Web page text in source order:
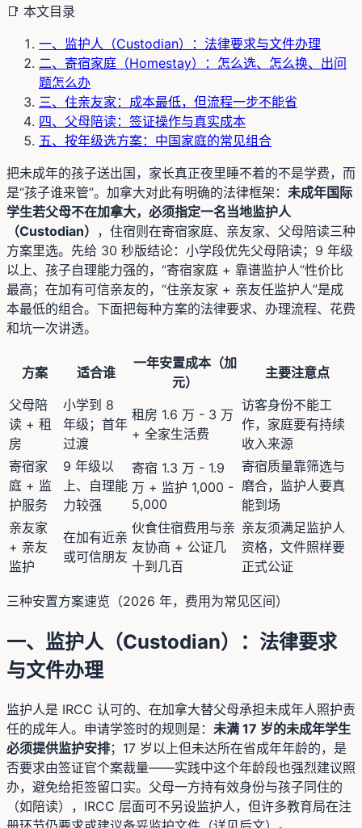
📑 本文目录
一、监护人（Custodian）：法律要求与文件办理
二、寄宿家庭（Homestay）：怎么选、怎么换、出问
题怎么办
三、住亲友家：成本最低，但流程一步不能省
四、父母陪读：签证操作与真实成本
五、按年级选方案：中国家庭的常见组合
把未成年的孩子送出国，家长真正夜里睡不着的不是学费，而
是“孩子谁来管”。加拿大对此有明确的法律框架： 未成年国际
学生若父母不在加拿大，必须指定一名当地监护人
（Custodian） ，住宿则在寄宿家庭、亲友家、父母陪读三种
方案里选。先给 30 秒版结论：小学段优先父母陪读；9 年级
以上、孩子自理能力强的，“寄宿家庭 + 靠谱监护人”性价比
最高；在加有可信亲友的，“住亲友家 + 亲友任监护人”是成
本最低的组合。下面把每种方案的法律要求、办理流程、花费
和坑一次讲透。
方案 适合谁
一年安置成本（加
元）
主要注意点
父母陪
读 + 租
房
小学到 8
年级；首年
过渡
租房 1.6 万 - 3 万
+ 全家生活费
访客身份不能工
作，家庭要有持续
收入来源
寄宿家
庭 + 监
护服务
9 年级以
上、自理能
力较强
寄宿 1.3 万 - 1.9
万 + 监护 1,000 -
5,000
寄宿质量靠筛选与
磨合，监护人要真
能到场
亲友家
+ 亲友
监护
在加有近亲
或可信朋友
伙食住宿费用与亲
友协商 + 公证几
十到几百
亲友须满足监护人
资格，文件照样要
正式公证
三种安置方案速览（2026 年，费用为常见区间）
一、监护人（Custodian）：法律要求
与文件办理
监护人是 IRCC 认可的、在加拿大替父母承担未成年人照护责
任的成年人。申请学签时的规则是： 未满 17 岁的未成年学生
必须提供监护安排；17 岁以上但未达所在省成年年龄的，是
否要求由签证官个案裁量——实践中这个年龄段也强烈建议照
办，避免给拒签留口实。父母一方持有效身份与孩子同住的
（如陪读），IRCC 层面可不另设监护人，但许多教育局在注